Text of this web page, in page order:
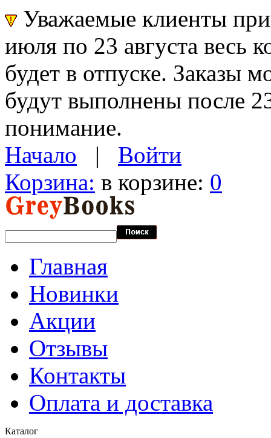
Уважаемые клиенты
июля по 23 августа весь
будет в отпуске. Заказы
будут выполнены после
понимание.
Начало | Войти
Корзина: в корзине: 0
Главная
Новинки
Акции
Отзывы
Контакты
Оплата и доставка
Каталог